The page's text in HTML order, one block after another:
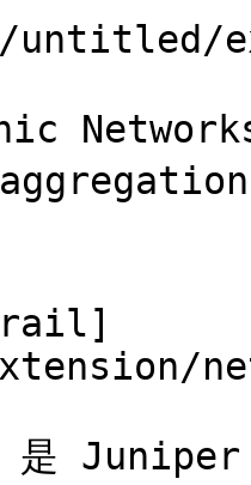
untitled/
Juniper